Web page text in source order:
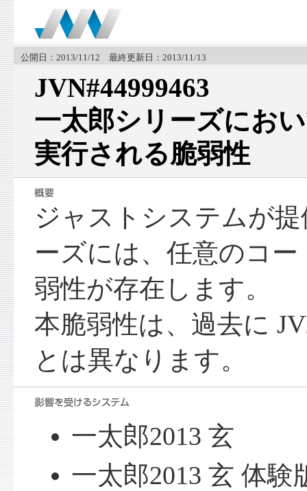
公開日：2013/11/12 最終更新日：2013/11/13
JVN#44999463
一太郎シリーズにお
実行される脆弱性
ジャストシステムが
ーズには、任意のコ
弱性が存在します。
本脆弱性は、過去に
とは異なります。
一太郎2013 玄
一太郎2013 玄 体験